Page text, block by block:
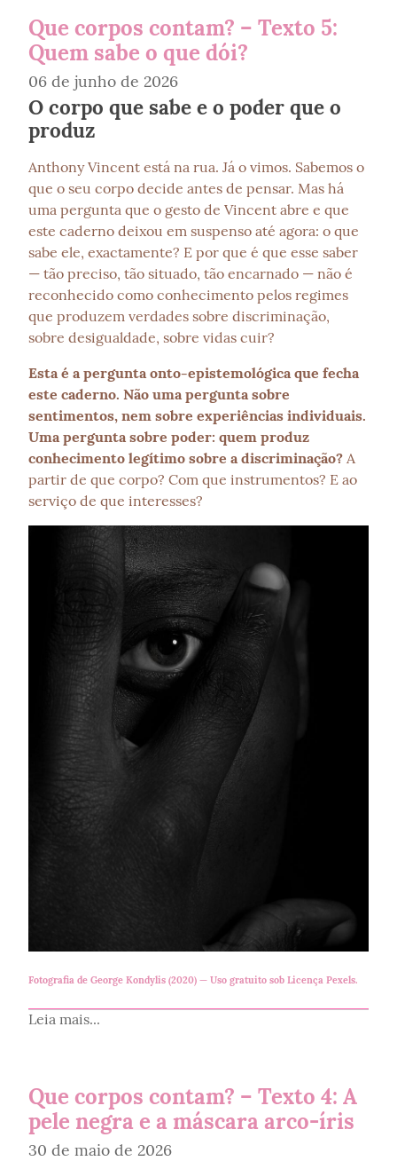
Que corpos contam? – Texto 5:
Quem sabe o que dói?
06 de junho de 2026
O corpo que sabe e o poder que o
produz
Anthony Vincent está na rua. Já o vimos. Sabemos o
que o seu corpo decide antes de pensar. Mas há
uma pergunta que o gesto de Vincent abre e que
este caderno deixou em suspenso até agora: o que
sabe ele, exactamente? E por que é que esse saber
— tão preciso, tão situado, tão encarnado — não é
reconhecido como conhecimento pelos regimes
que produzem verdades sobre discriminação,
sobre desigualdade, sobre vidas cuir?
Esta é a pergunta onto-epistemológica que fecha
este caderno. Não uma pergunta sobre
sentimentos, nem sobre experiências individuais.
Uma pergunta sobre poder: quem produz
conhecimento legítimo sobre a discriminação? A
partir de que corpo? Com que instrumentos? E ao
serviço de que interesses?
Fotografia de George Kondylis (2020) — Uso gratuito sob Licença Pexels.
Leia mais...
Que corpos contam? – Texto 4: A
pele negra e a máscara arco-íris
30 de maio de 2026